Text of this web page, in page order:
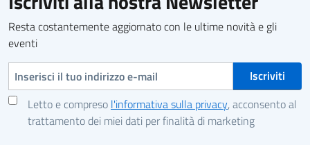
Resta costantemente aggiornato con le ultime novità e gli
eventi
Indirizzo e-mail
Letto e compreso l'informativa sulla privacy, acconsento al
trattamento dei miei dati per finalità di marketing